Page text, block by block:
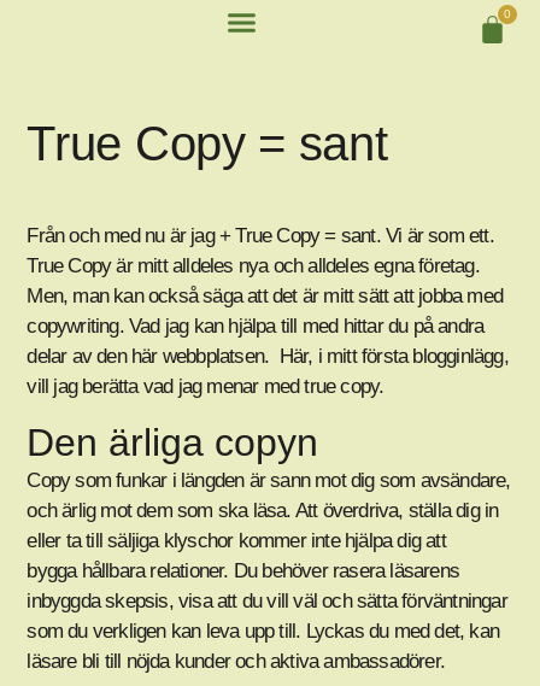
0
True Copy = sant
Från och med nu är jag + True Copy = sant. Vi är som ett.
True Copy är mitt alldeles nya och alldeles egna företag.
Men, man kan också säga att det är mitt sätt att jobba med
copywriting. Vad jag kan hjälpa till med hittar du på andra
delar av den här webbplatsen. Här, i mitt första blogginlägg,
vill jag berätta vad jag menar med true copy.
Den ärliga copyn
Copy som funkar i längden är sann mot dig som avsändare,
och ärlig mot dem som ska läsa. Att överdriva, ställa dig in
eller ta till säljiga klyschor kommer inte hjälpa dig att
bygga hållbara relationer. Du behöver rasera läsarens
inbyggda skepsis, visa att du vill väl och sätta förväntningar
som du verkligen kan leva upp till. Lyckas du med det, kan
läsare bli till nöjda kunder och aktiva ambassadörer.